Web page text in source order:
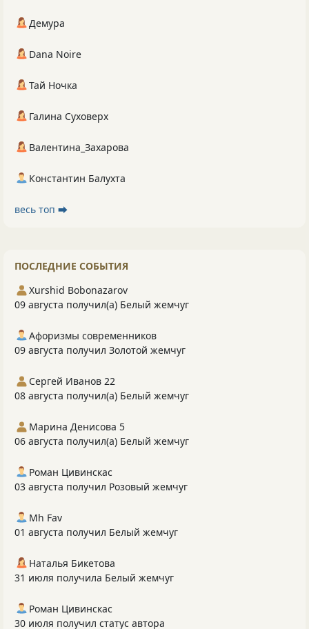
Демура
Dana Noire
Тай Ночка
Галина Суховерх
Валентина_Захарова
Константин Балухта
весь топ ⮕
ПОСЛЕДНИЕ СОБЫТИЯ
Xurshid Bobonazarov
09 августа получил(а) Белый жемчуг
Афоризмы современников
09 августа получил Золотой жемчуг
Сергей Иванов 22
08 августа получил(а) Белый жемчуг
Марина Денисова 5
06 августа получил(а) Белый жемчуг
Роман Цивинскас
03 августа получил Розовый жемчуг
Mh Fav
01 августа получил Белый жемчуг
Наталья Бикетова
31 июля получила Белый жемчуг
Роман Цивинскас
30 июля получил статус автора